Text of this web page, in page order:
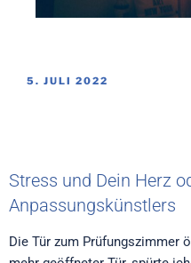
5. JULI 2022
Stress und Dein Herz
Anpassungskünstlers
Die Tür zum Prüfungszimmer